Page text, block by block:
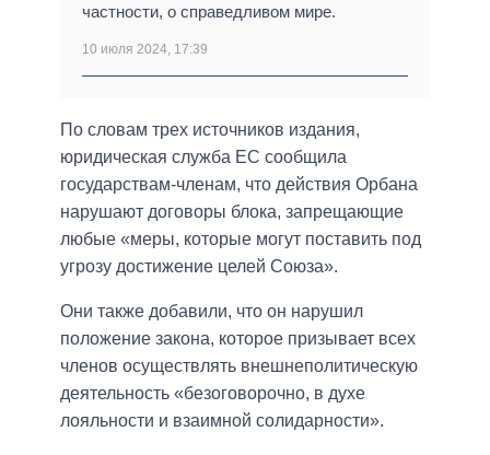
частности, о справедливом мире.
10 июля 2024, 17:39
По словам трех источников издания,
юридическая служба ЕС сообщила
государствам-членам, что действия Орбана
нарушают договоры блока, запрещающие
любые «меры, которые могут поставить под
угрозу достижение целей Союза».
Они также добавили, что он нарушил
положение закона, которое призывает всех
членов осуществлять внешнеполитическую
деятельность «безоговорочно, в духе
лояльности и взаимной солидарности».